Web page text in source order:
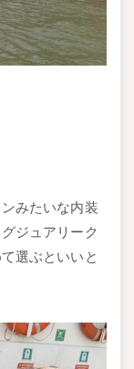
みたいな内装
ジュアリーク
選ぶといいと